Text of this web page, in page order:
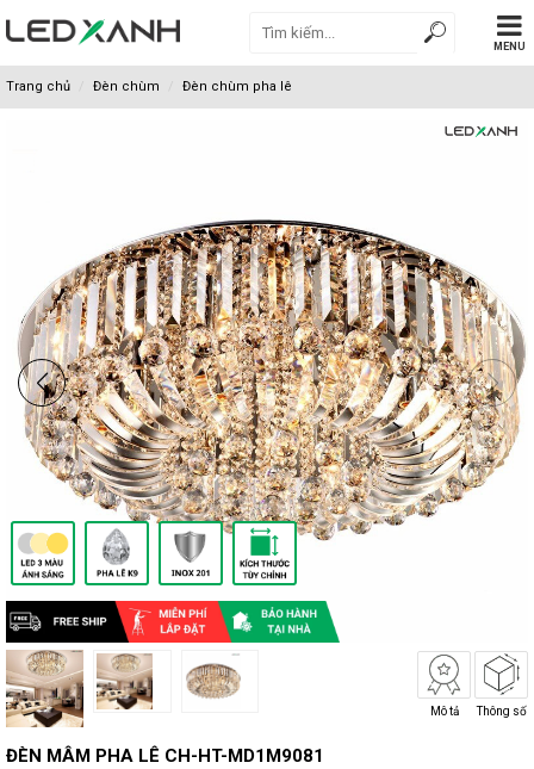
MENU
Trang chủ Đèn chùm Đèn chùm pha lê
Mô tả Thông số
ĐÈN MÂM PHA LÊ CH-HT-MD1M9081